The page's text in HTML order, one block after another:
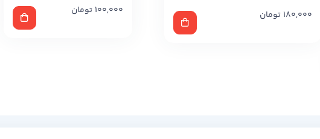
180,000 تومان 100,000 تومان